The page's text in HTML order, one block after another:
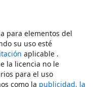
para elementos del
su uso esté
aplicable .
la licencia no le
para el uso
como la publicidad, la